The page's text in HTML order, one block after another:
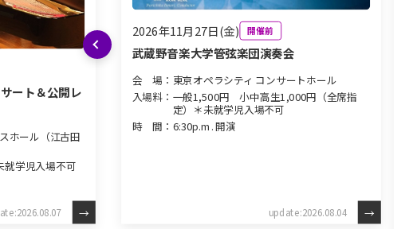
前へ
ート＆公開レ
ホール（江古田
就学児入場不可
2026年11月27日(金) 開催前
武蔵野音楽大学管弦楽団演奏会
会 場： 東京オペラシティ コンサートホール
入場料： 一般1,500円 小中高生1,000円（全席指
定）＊未就学児入場不可
時 間： 6:30p.m. 開演
update:2026.08.04